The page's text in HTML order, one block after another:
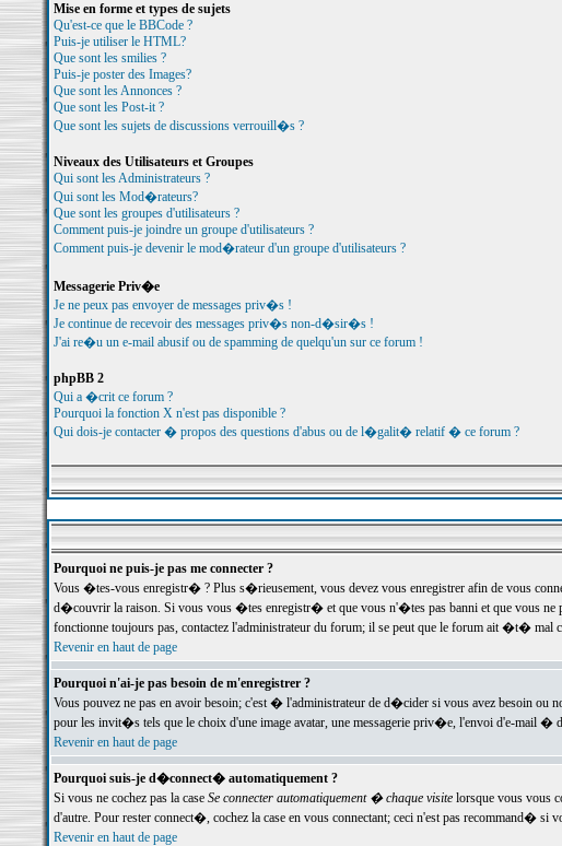
Mise en forme et types de sujets
Qu'est-ce que le BBCode ?
Puis-je utiliser le HTML?
Que sont les smilies ?
Puis-je poster des Images?
Que sont les Annonces ?
Que sont les Post-it ?
Que sont les sujets de discussions verrouill�s ?
Niveaux des Utilisateurs et Groupes
Qui sont les Administrateurs ?
Qui sont les Mod�rateurs?
Que sont les groupes d'utilisateurs ?
Comment puis-je joindre un groupe d'utilisateurs ?
Comment puis-je devenir le mod�rateur d'un groupe d'utilisateurs ?
Messagerie Priv�e
Je ne peux pas envoyer de messages priv�s !
Je continue de recevoir des messages priv�s non-d�sir�s !
J'ai re�u un e-mail abusif ou de spamming de quelqu'un sur ce forum !
phpBB 2
Qui a �crit ce forum ?
Pourquoi la fonction X n'est pas disponible ?
Qui dois-je contacter � propos des questions d'abus ou de l�galit� relatif � ce forum ?
Pourquoi ne puis-je pas me connecter ?
Vous �tes-vous enregistr� ? Plus s�rieusement, vous devez vous enregistrer afin de vous
d�couvrir la raison. Si vous vous �tes enregistr� et que vous n'�tes pas banni et que vous
fonctionne toujours pas, contactez l'administrateur du forum; il se peut que le forum ait �t�
Revenir en haut de page
Pourquoi n'ai-je pas besoin de m'enregistrer ?
Vous pouvez ne pas en avoir besoin; c'est � l'administrateur de d�cider si vous avez besoin ou
pour les invit�s tels que le choix d'une image avatar, une messagerie priv�e, l'envoi d'e-mail �
Revenir en haut de page
Pourquoi suis-je d�connect� automatiquement ?
Si vous ne cochez pas la case Se connecter automatiquement � chaque visitelorsque vous vous
d'autre. Pour rester connect�, cochez la case en vous connectant; ceci n'est pas
Revenir en haut de page